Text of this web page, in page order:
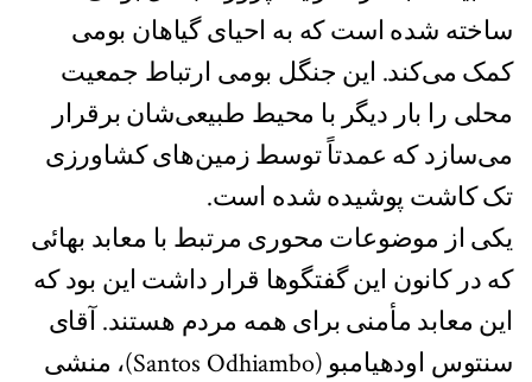
ساخته شده است که به احیای گیاهان بومی
کمک می‌کند. این جنگل بومی ارتباط جمعیت
محلی را بار دیگر با محیط طبیعی‌شان برقرار
می‌سازد که عمدتاً توسط زمین‌های کشاورزی
تک کاشت پوشیده شده است.
یکی از موضوعات محوری مرتبط با معابد بهائی
که در کانون این گفتگوها قرار داشت این بود که
این معابد مأمنی برای همه مردم هستند. آقای
سنتوس اودهیامبو (Santos Odhiambo)، منشی